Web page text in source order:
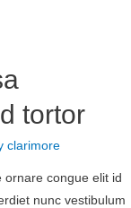
tortor
clarimore
ornare congue elit id
nunc vestibulum